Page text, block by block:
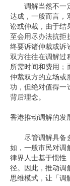
调解当然不一定
达成，一般而言，
讼或仲裁，由于结
至会用尽办法抗拒
终要诉诸仲裁或诉
双方往往在调解过
所需时间和费用；
仲裁双方的立场或
功，但绝对值得一
背后理念。
香港推动调解的发
尽管调解具备多
如，一般市民对调
律界人士基于惯性
径。因此，推动调
思维模式，让「调